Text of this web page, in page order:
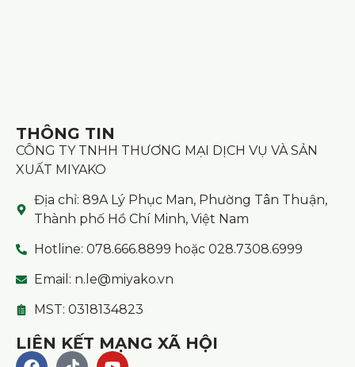
THÔNG TIN
CÔNG TY TNHH THƯƠNG MẠI DỊCH VỤ VÀ SẢN
XUẤT MIYAKO
Địa chỉ: 89A Lý Phục Man, Phường Tân Thuận,
Thành phố Hồ Chí Minh, Việt Nam
Hotline: 078.666.8899 hoặc 028.7308.6999
Email: n.le@miyako.vn
MST: 0318134823
LIÊN KẾT MẠNG XÃ HỘI